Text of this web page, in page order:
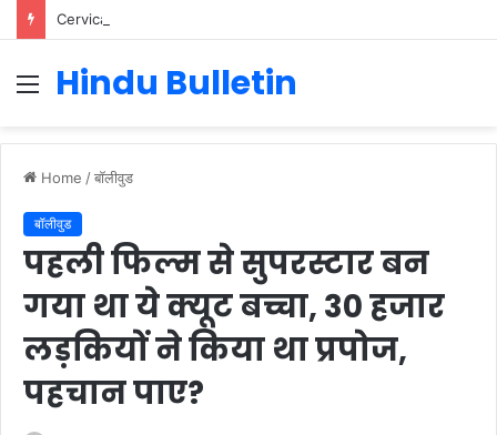
Menu
Hindu Bulletin
Home /बॉलीवुड
बॉलीवुड
पहली फिल्म से सुपरस्टार बन
गया था ये क्यूट बच्चा, 30 हजार
लड़कियों ने किया था प्रपोज,
पहचान पाए?